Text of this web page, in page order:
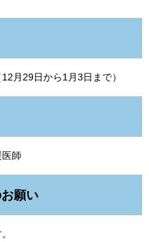
月29日から1月3日まで）
師
願い